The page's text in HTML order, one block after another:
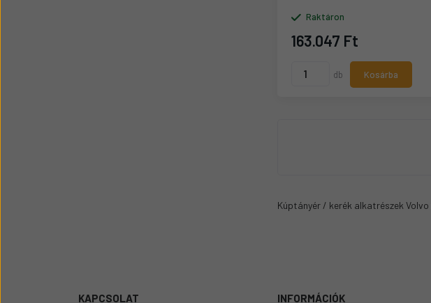
Raktáron
163.047 Ft
db Kosárba
Kúptányér / kerék alkatrészek Volvo
KAPCSOLAT INFORMÁCIÓK